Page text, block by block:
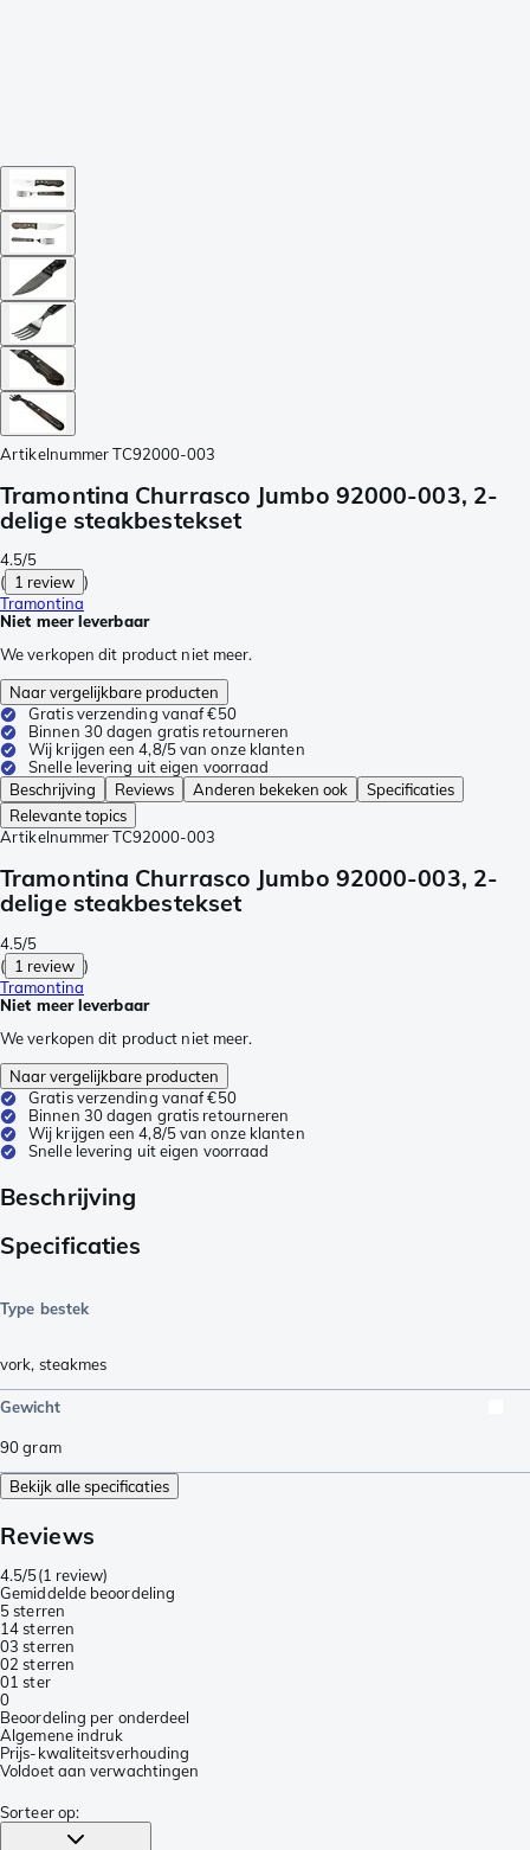
Artikelnummer TC92000-003
Tramontina Churrasco Jumbo 92000-003, 2-
delige steakbestekset
4.5/5
( 1 review )
Tramontina
Niet meer leverbaar
We verkopen dit product niet meer.
Naar vergelijkbare producten
Gratis verzending vanaf €50
Binnen 30 dagen gratis retourneren
Wij krijgen een 4,8/5 van onze klanten
Snelle levering uit eigen voorraad
Beschrijving
Reviews Anderen bekeken ook
Specificaties
Relevante topics
Artikelnummer TC92000-003
Tramontina Churrasco Jumbo 92000-003, 2-
delige steakbestekset
4.5/5
( 1 review )
Tramontina
Niet meer leverbaar
We verkopen dit product niet meer.
Naar vergelijkbare producten
Gratis verzending vanaf €50
Binnen 30 dagen gratis retourneren
Wij krijgen een 4,8/5 van onze klanten
Snelle levering uit eigen voorraad
Beschrijving
Specificaties
Type bestek
vork, steakmes
Gewicht
90gram
Bekijk alle specificaties
Reviews
4.5/5(1 review)
Gemiddelde beoordeling
5 sterren
14 sterren
03 sterren
02 sterren
01 ster
0
Beoordeling per onderdeel
Algemene indruk
Prijs-kwaliteitsverhouding
Voldoet aan verwachtingen
Sorteer op: